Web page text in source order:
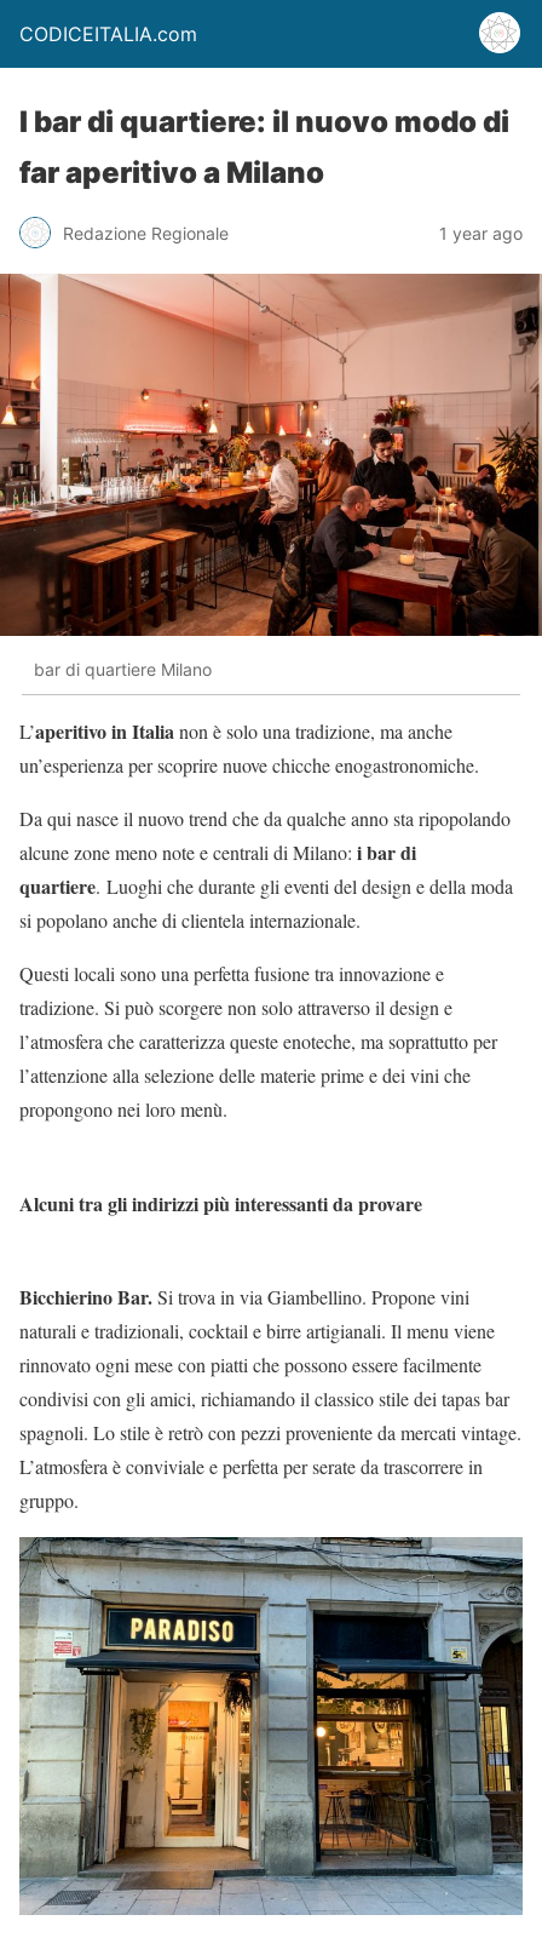
CODICEITALIA.com
I bar di quartiere: il nuovo modo di
far aperitivo a Milano
Redazione Regionale 1 year ago
bar di quartiere Milano
L’aperitivo in Italianon è solo una tradizione, ma anche
un’esperienza per scoprire nuove chicche enogastronomiche.
Da qui nasce il nuovo trend che da qualche anno sta ripopolando
alcune zone meno note e centrali di Milano: i bar di
quartiere. Luoghi che durante gli eventi del design e della moda
si popolano anche di clientela internazionale.
Questi locali sono una perfetta fusione tra innovazione e
tradizione. Si può scorgere non solo attraverso il design e
l’atmosfera che caratterizza queste enoteche, ma soprattutto per
l’attenzione alla selezione delle materie prime e dei vini che
propongono nei loro menù.
Alcuni tra gli indirizzi più interessanti da provare
Bicchierino Bar.Si trova in via Giambellino. Propone vini
naturali e tradizionali, cocktail e birre artigianali. Il menu viene
rinnovato ogni mese con piatti che possono essere facilmente
condivisi con gli amici, richiamando il classico stile dei tapas bar
spagnoli. Lo stile è retrò con pezzi proveniente da mercati vintage.
L’atmosfera è conviviale e perfetta per serate da trascorrere in
gruppo.